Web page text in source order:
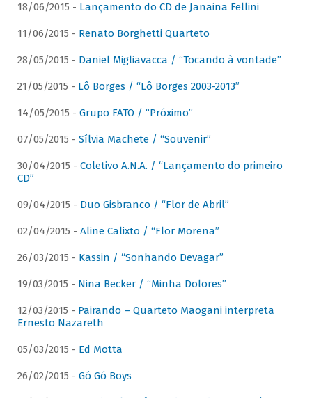
18/06/2015 - Lançamento do CD de Janaina Fellini
11/06/2015 - Renato Borghetti Quarteto
28/05/2015 - Daniel Migliavacca / “Tocando à vontade”
21/05/2015 - Lô Borges / “Lô Borges 2003-2013”
14/05/2015 - Grupo FATO / “Próximo”
07/05/2015 - Sílvia Machete / “Souvenir”
30/04/2015 - Coletivo A.N.A. / “Lançamento do primeiro
CD”
09/04/2015 - Duo Gisbranco / “Flor de Abril”
02/04/2015 - Aline Calixto / “Flor Morena”
26/03/2015 - Kassin / “Sonhando Devagar”
19/03/2015 - Nina Becker / “Minha Dolores”
12/03/2015 - Pairando – Quarteto Maogani interpreta
Ernesto Nazareth
05/03/2015 - Ed Motta
26/02/2015 - Gó Gó Boys